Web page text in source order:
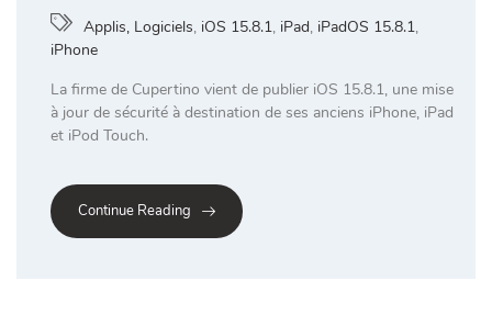
Applis, Logiciels, iOS 15.8.1, iPad, iPadOS 15.8.1,
iPhone
La firme de Cupertino vient de publier iOS 15.8.1, une mise
à jour de sécurité à destination de ses anciens iPhone, iPad
et iPod Touch.
Continue Reading